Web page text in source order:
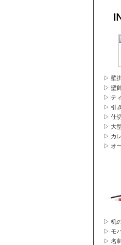
▷ 壁
▷ 壁
▷ テ
▷ 引
▷ 仕
▷ 大
▷ カ
▷ オ
▷ 机
▷ モ
▷ 名